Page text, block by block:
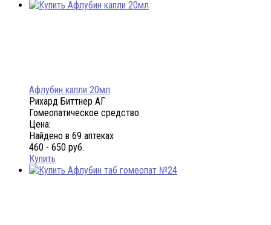
Афлубин капли 20мл
Рихард Биттнер АГ
Гомеопатическое средство
Цена:
Найдено в 69 аптеках
460 - 650 руб.
Купить